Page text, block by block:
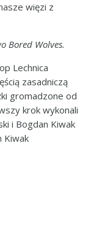
więzi z
Bored Wolves.
Lechnica
zasadniczą
gromadzone od
krok wykonali
i Bogdan Kiwak
Kiwak